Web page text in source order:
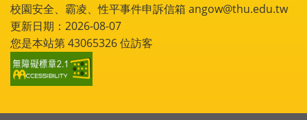
校園安全、霸凌、性平事件申訴信箱 angow@thu.edu.tw
更新日期：2026-08-07
您是本站第43065326位訪客